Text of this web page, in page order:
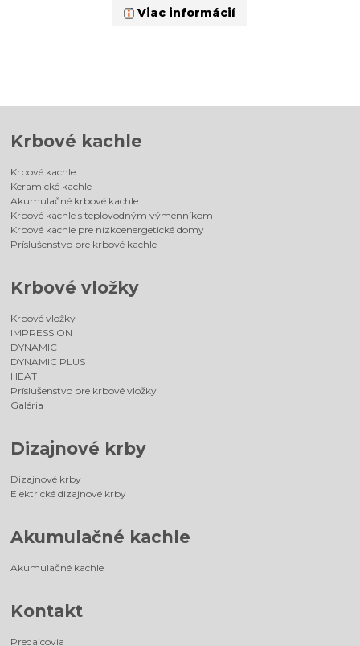
Viac informácií
Krbové kachle
Krbové kachle
Keramické kachle
Akumulačné krbové kachle
Krbové kachle s teplovodným výmenníkom
Krbové kachle pre nízkoenergetické domy
Príslušenstvo pre krbové kachle
Krbové vložky
Krbové vložky
IMPRESSION
DYNAMIC
DYNAMIC PLUS
HEAT
Príslušenstvo pre krbové vložky
Galéria
Dizajnové krby
Dizajnové krby
Elektrické dizajnové krby
Akumulačné kachle
Akumulačné kachle
Kontakt
Predajcovia